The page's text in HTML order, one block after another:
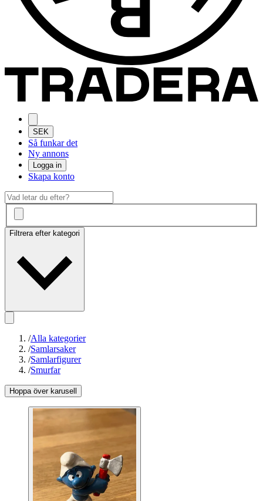
SEK
Så funkar det
Ny annons
Logga in
Skapa konto
Filtrera efter kategori
/Alla kategorier
/Samlarsaker
/Samlarfigurer
/Smurfar
Hoppa över karusell